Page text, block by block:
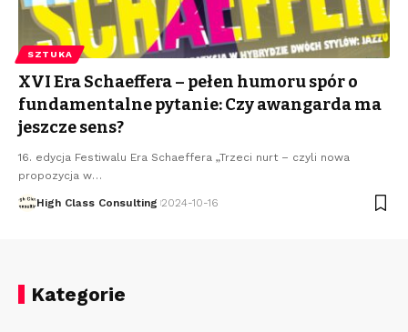
SZTUKA
XVI Era Schaeffera – pełen humoru spór o
fundamentalne pytanie: Czy awangarda ma
jeszcze sens?
16. edycja Festiwalu Era Schaeffera „Trzeci nurt – czyli nowa
propozycja w…
High Class Consulting 2024-10-16
Kategorie